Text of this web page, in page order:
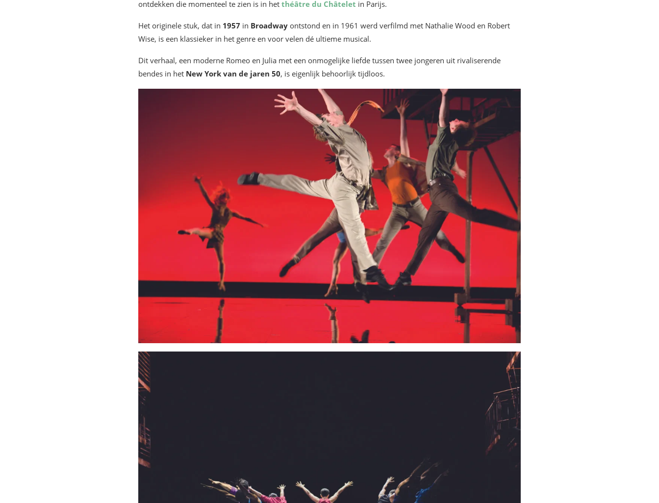
ontdekken die momenteel te zien is in het théâtre du Châtelet in Parijs.
Het originele stuk, dat in 1957 in Broadway ontstond en in 1961 werd verfilmd met Nathalie Wood en Robert
Wise, is een klassieker in het genre en voor velen dé ultieme musical.
Dit verhaal, een moderne Romeo en Julia met een onmogelijke liefde tussen twee jongeren uit rivaliserende
bendes in het New York van de jaren 50, is eigenlijk behoorlijk tijdloos.